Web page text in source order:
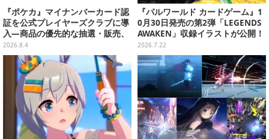
『ポケカ』マイナンバーカード認
証を公式プレイヤーズクラブに導
入―商品の優先的な抽選・販売、
公式大会への参加申し込みに活用
2026.8.4
『パルワールド カードゲーム』1
0月30日発売の第2弾「LEGENDS
AWAKEN」収録イラストが公開！
第3弾や大会など新情報も続々お
披露目
2026.7.22